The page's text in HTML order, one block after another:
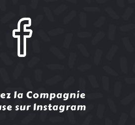
la Compagnie
sur Instagram